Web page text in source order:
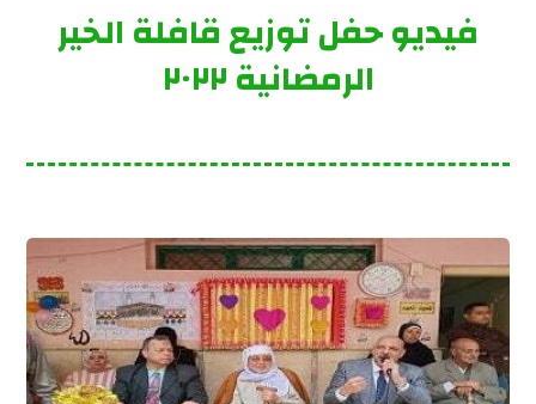
فيديو حفل توزيع قافلة الخير
الرمضانية ٢٠٢٢